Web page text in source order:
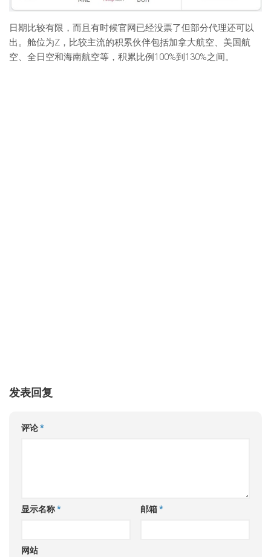
日期比较有限，而且有时候官网已经没票了但部分代理还可以
出。舱位为Z，比较主流的积累伙伴包括加拿大航空、美国航
空、全日空和海南航空等，积累比例100%到130%之间。
发表回复
评论*
显示名称* 邮箱*
网站